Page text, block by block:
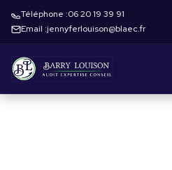
Téléphone :06 20 19 39 91
Email :jennyferlouison@blaec.fr